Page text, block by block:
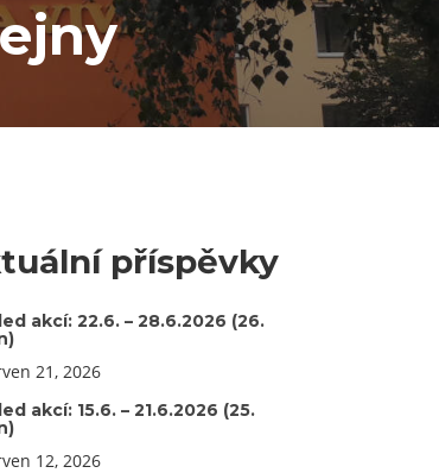
příspěvky
akcí: 22.6. – 28.6.2026 (26.
21, 2026
akcí: 15.6. – 21.6.2026 (25.
12, 2026